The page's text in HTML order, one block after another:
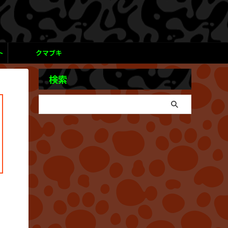
クマブキ
検索